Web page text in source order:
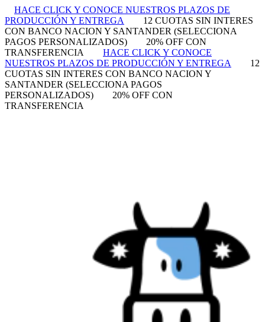
HACE CLICK Y CONOCE NUESTROS PLAZOS DE
PRODUCCIÓN Y ENTREGA
12 CUOTAS SIN INTERES
CON BANCO NACION Y SANTANDER (SELECCIONA
PAGOS PERSONALIZADOS)
20% OFF CON
TRANSFERENCIA
HACE CLICK Y CONOCE
NUESTROS PLAZOS DE PRODUCCIÓN Y ENTREGA
12
CUOTAS SIN INTERES CON BANCO NACION Y
SANTANDER (SELECCIONA PAGOS
PERSONALIZADOS)
20% OFF CON
TRANSFERENCIA